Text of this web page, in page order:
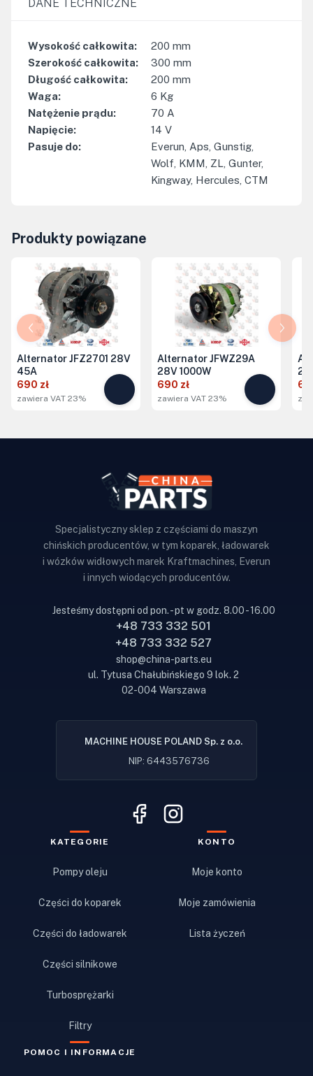
DANE TECHNICZNE
Wysokość całkowita: 200 mm
Szerokość całkowita: 300 mm
Długość całkowita: 200 mm
Waga: 6 Kg
Natężenie prądu: 70 A
Napięcie: 14 V
Pasuje do:
Everun, Aps, Gunstig,
Wolf, KMM, ZL, Gunter,
Kingway, Hercules, CTM
Produkty powiązane
Alternator JFZ2701 28V
45A
690 zł
zawiera VAT 23%
Alternator JFWZ29A
28V 1000W
690 zł
zawiera VAT 23%
Specjalistyczny sklep z częściami do maszyn
chińskich producentów, w tym koparek, ładowarek
i wózków widłowych marek Kraftmachines, Everun
i innych wiodących producentów.
Jesteśmy dostępni od pon. - pt w godz. 8.00 - 16.00
+48 733 332 501
+48 733 332 527
shop@china-parts.eu
ul. Tytusa Chałubińskiego 9 lok. 2
02-004 Warszawa
MACHINE HOUSE POLAND Sp. z o.o.
NIP: 6443576736
KATEGORIE
Pompy oleju
Części do koparek
Części do ładowarek
Części silnikowe
Turbosprężarki
Filtry
KONTO
Moje konto
Moje zamówienia
Lista życzeń
POMOC I INFORMACJE